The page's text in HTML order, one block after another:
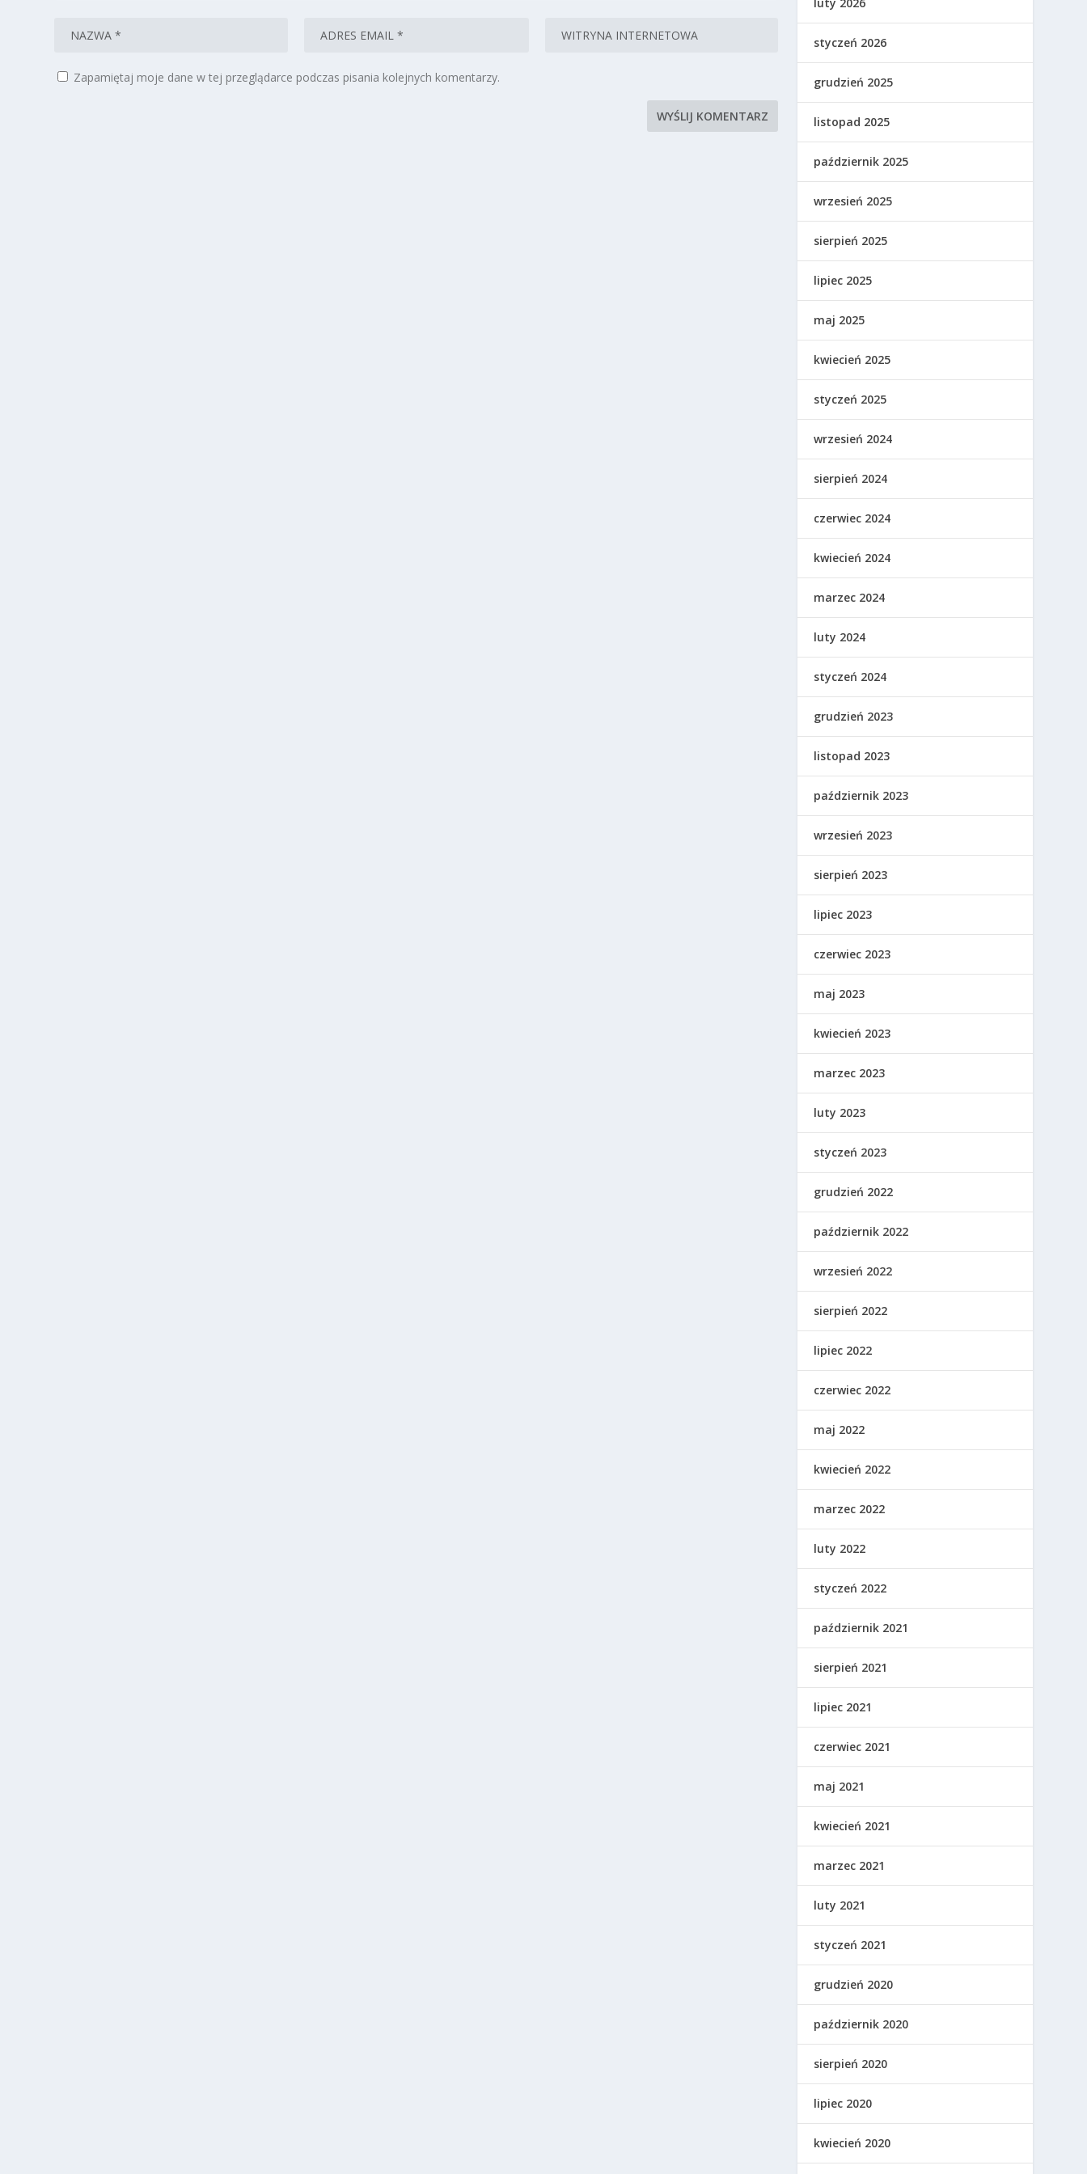
Zapamiętaj moje dane w tej przeglądarce podczas pisania kolejnych komentarzy.
styczeń 2026
grudzień 2025
listopad 2025
październik 2025
wrzesień 2025
sierpień 2025
lipiec 2025
maj 2025
kwiecień 2025
styczeń 2025
wrzesień 2024
sierpień 2024
czerwiec 2024
kwiecień 2024
marzec 2024
luty 2024
styczeń 2024
grudzień 2023
listopad 2023
październik 2023
wrzesień 2023
sierpień 2023
lipiec 2023
czerwiec 2023
maj 2023
kwiecień 2023
marzec 2023
luty 2023
styczeń 2023
grudzień 2022
październik 2022
wrzesień 2022
sierpień 2022
lipiec 2022
czerwiec 2022
maj 2022
kwiecień 2022
marzec 2022
luty 2022
styczeń 2022
październik 2021
sierpień 2021
lipiec 2021
czerwiec 2021
maj 2021
kwiecień 2021
marzec 2021
luty 2021
styczeń 2021
grudzień 2020
październik 2020
sierpień 2020
lipiec 2020
kwiecień 2020